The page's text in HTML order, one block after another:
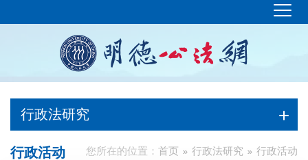
行政法研究
您所在的位置： 首页 行政法研究 行政活动
行政活动